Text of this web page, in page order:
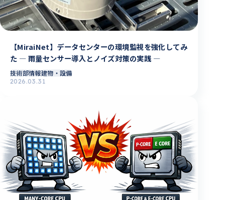
【MiraiNet】データセンターの環境監視を強化してみ
た ― 雨量センサー導入とノイズ対策の実践 ―
技術部情報建物・設備
2026.03.31